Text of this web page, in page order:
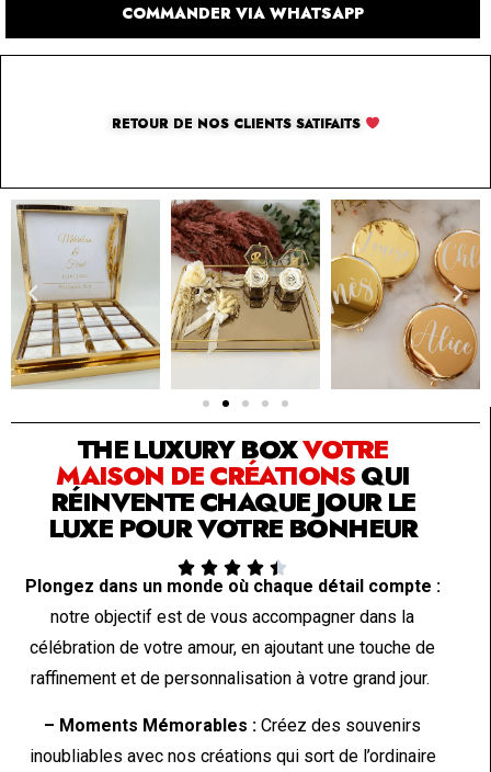
COMMANDER VIA WHATSAPP
RETOUR DE NOS CLIENTS SATIFAITS
SOLUTION PAR THE LUXURY BOX & CO
THE LUXURY BOXVOTRE
MAISON DE CRÉATIONSQUI
RÉINVENTE CHAQUE JOUR LE
LUXE POUR VOTRE BONHEUR
    
Plongez dans un monde où chaque détail compte :
notre objectif est de vous accompagner dans la
célébration de votre amour, en ajoutant une touche de
raffinement et de personnalisation à votre grand jour.
– Moments Mémorables : Créez des souvenirs
inoubliables avec nos créations qui sort de l’ordinaire